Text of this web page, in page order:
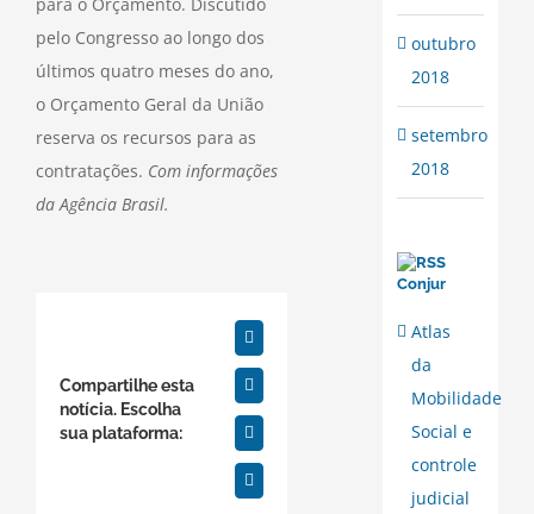
pelo Congresso ao longo dos
últimos quatro meses do ano,
o Orçamento Geral da União
reserva os recursos para as
contratações. Com informações
da Agência Brasil.
Compartilhe esta
notícia. Escolha
sua plataforma:
Facebook
Twitter
WhatsApp
E-
mail
outubro
2018
setembro
2018
Conjur
Atlas
da
Mobilidade
Social e
controle
judicial